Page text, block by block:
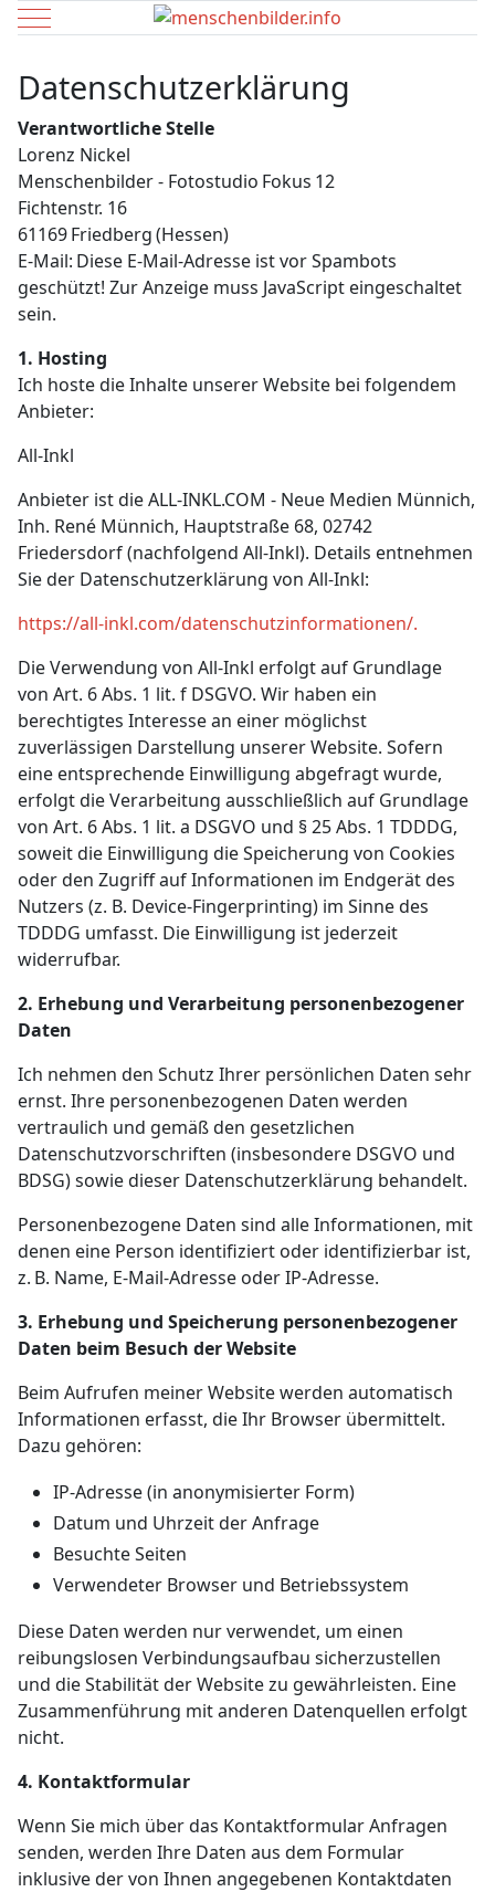
Mobile Menu Toggle
Datenschutzerklärung
Verantwortliche Stelle
Lorenz Nickel
Menschenbilder - Fotostudio Fokus 12
Fichtenstr. 16
61169 Friedberg (Hessen)
E‑Mail: Diese E-Mail-Adresse ist vor Spambots
geschützt! Zur Anzeige muss JavaScript eingeschaltet
sein.
1. Hosting
Ich hoste die Inhalte unserer Website bei folgendem
Anbieter:
All-Inkl
Anbieter ist die ALL-INKL.COM - Neue Medien Münnich,
Inh. René Münnich, Hauptstraße 68, 02742
Friedersdorf (nachfolgend All-Inkl). Details entnehmen
Sie der Datenschutzerklärung von All-Inkl:
https://all-inkl.com/datenschutzinformationen/.
Die Verwendung von All-Inkl erfolgt auf Grundlage
von Art. 6 Abs. 1 lit. f DSGVO. Wir haben ein
berechtigtes Interesse an einer möglichst
zuverlässigen Darstellung unserer Website. Sofern
eine entsprechende Einwilligung abgefragt wurde,
erfolgt die Verarbeitung ausschließlich auf Grundlage
von Art. 6 Abs. 1 lit. a DSGVO und § 25 Abs. 1 TDDDG,
soweit die Einwilligung die Speicherung von Cookies
oder den Zugriff auf Informationen im Endgerät des
Nutzers (z. B. Device-Fingerprinting) im Sinne des
TDDDG umfasst. Die Einwilligung ist jederzeit
widerrufbar.
2. Erhebung und Verarbeitung personenbezogener
Daten
Ich nehmen den Schutz Ihrer persönlichen Daten sehr
ernst. Ihre personenbezogenen Daten werden
vertraulich und gemäß den gesetzlichen
Datenschutzvorschriften (insbesondere DSGVO und
BDSG) sowie dieser Datenschutzerklärung behandelt.
Personenbezogene Daten sind alle Informationen, mit
denen eine Person identifiziert oder identifizierbar ist,
z. B. Name, E-Mail-Adresse oder IP-Adresse.
3. Erhebung und Speicherung personenbezogener
Daten beim Besuch der Website
Beim Aufrufen meiner Website werden automatisch
Informationen erfasst, die Ihr Browser übermittelt.
Dazu gehören:
IP-Adresse (in anonymisierter Form)
Datum und Uhrzeit der Anfrage
Besuchte Seiten
Verwendeter Browser und Betriebssystem
Diese Daten werden nur verwendet, um einen
reibungslosen Verbindungsaufbau sicherzustellen
und die Stabilität der Website zu gewährleisten. Eine
Zusammenführung mit anderen Datenquellen erfolgt
nicht.
4. Kontaktformular
Wenn Sie mich über das Kontaktformular Anfragen
senden, werden Ihre Daten aus dem Formular
inklusive der von Ihnen angegebenen Kontaktdaten